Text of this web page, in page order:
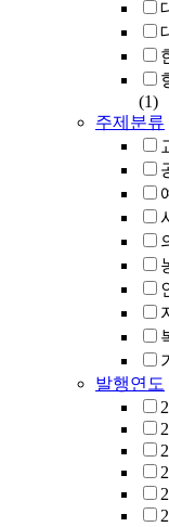
(1)
주제분류
발행연도